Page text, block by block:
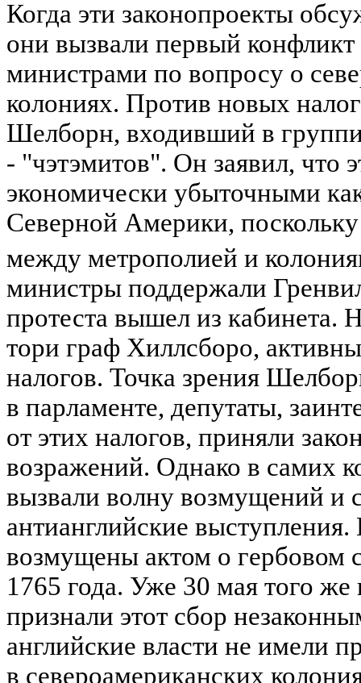
Когда эти законопроекты
они вызвали первый
министрами по вопросу о
колониях. Против новых
Шелборн, входивший в
- "чэтэмитов". Он заявил, что
экономически убыточными
Северной Америки, поскольку
между метрополией и
министры поддержали
протеста вышел из кабинета.
тори граф Хиллсборо,
налогов. Точка зрения
в парламенте, депутаты,
от этих налогов, приняли
возражений. Однако в самих
вызвали волну возмущений и
антианглийские
возмущены актом о гербовом
1765 года. Уже 30 мая того
признали этот сбор
английские власти не имели
в североамериканских